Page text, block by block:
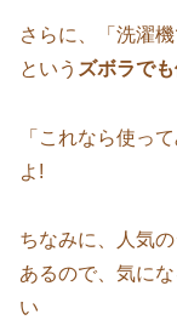
さらに、「洗濯
という ズボラで
「これなら使っ
よ!
ちなみに、人気
あるので、気に
い